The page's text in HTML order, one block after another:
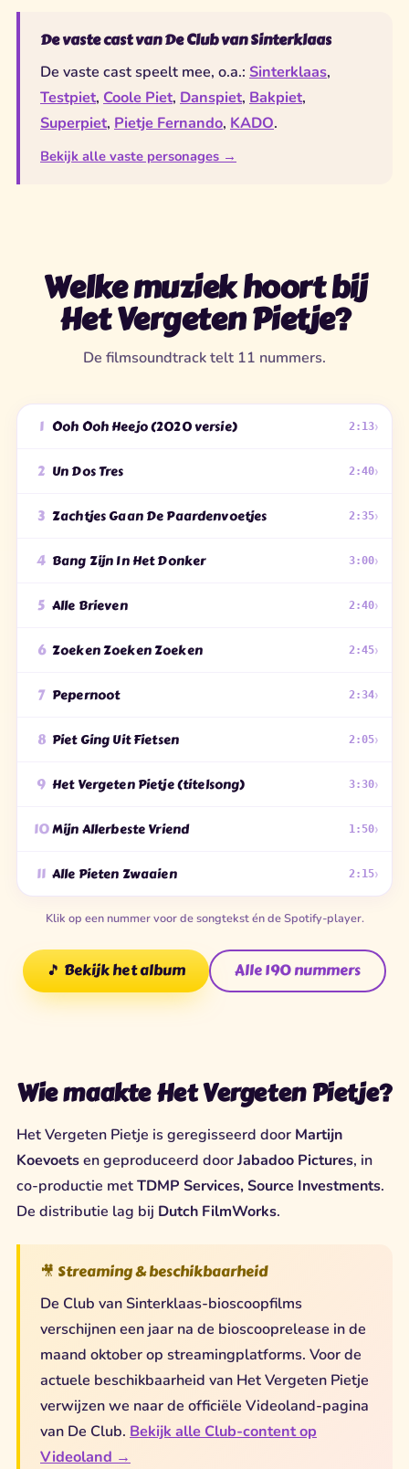
De vaste cast van De Club van Sinterklaas
De vaste cast speelt mee, o.a.: Sinterklaas,
Testpiet, Coole Piet, Danspiet, Bakpiet,
Superpiet, Pietje Fernando, KADO.
Bekijk alle vaste personages →
Welke muziek hoort bij
Het Vergeten Pietje?
De filmsoundtrack telt 11 nummers.
1 Ooh Ooh Heejo (2020 versie) 2:13›
2 Un Dos Tres 2:40›
3 Zachtjes Gaan De Paardenvoetjes 2:35›
4 Bang Zijn In Het Donker 3:00›
5 Alle Brieven 2:40›
6 Zoeken Zoeken Zoeken 2:45›
7 Pepernoot 2:34›
8 Piet Ging Uit Fietsen 2:05›
9 Het Vergeten Pietje (titelsong) 3:30›
10Mijn Allerbeste Vriend 1:50›
11 Alle Pieten Zwaaien 2:15›
Klik op een nummer voor de songtekst én de Spotify-player.
🎵 Bekijk het album Alle 190 nummers
Wie maakte Het Vergeten Pietje?
Het Vergeten Pietje is geregisseerd door Martijn
Koevoetsen geproduceerd doorJabadoo Pictures, in
co-productie metTDMP Services, Source Investments.
De distributie lag bij Dutch FilmWorks.
🎥 Streaming & beschikbaarheid
De Club van Sinterklaas-bioscoopfilms
verschijnen een jaar na de bioscooprelease in de
maand oktober op streamingplatforms. Voor de
actuele beschikbaarheid van Het Vergeten Pietje
verwijzen we naar de officiële Videoland-pagina
van De Club. Bekijk alle Club-content op
Videoland →